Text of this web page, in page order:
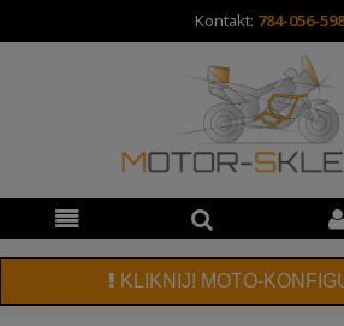
Kontakt: 784-056-598
KLIKNIJ! MOTO-